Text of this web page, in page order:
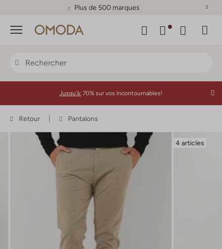
Plus de 500 marques
Menu
Jusqu'à: 70% sur vos incontournables!
Retour Pantalons
4 articles